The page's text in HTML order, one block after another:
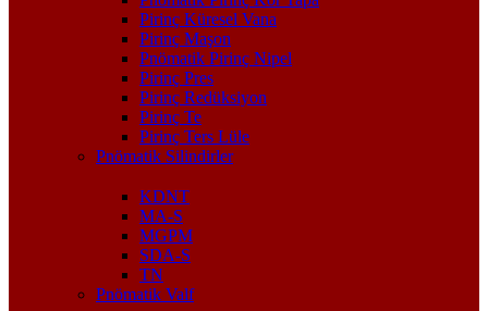
Pirinç Küresel Vana
Pirinç Maşon
Pnömatik Pirinç Nipel
Pirinç Pres
Pirinç Redüksiyon
Pirinç Te
Pirinç Ters Lüle
Pnömatik Silindirler
KDNT
MA-S
MGPM
SDA-S
TN
Pnömatik Valf